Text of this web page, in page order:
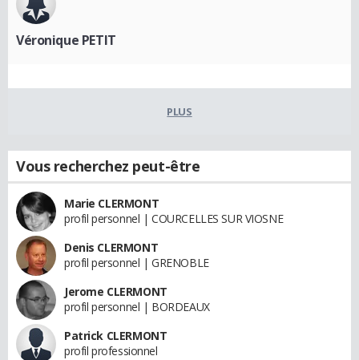
Véronique PETIT
PLUS
Vous recherchez peut-être
Marie CLERMONT
profil personnel | COURCELLES SUR VIOSNE
Denis CLERMONT
profil personnel | GRENOBLE
Jerome CLERMONT
profil personnel | BORDEAUX
Patrick CLERMONT
profil professionnel